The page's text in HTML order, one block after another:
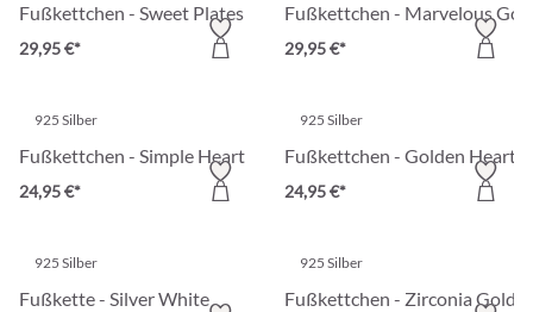
Fußkettchen - Sweet Plates
29,95 €*
Fußkettchen - Marvelous
29,95 €*
925 Silber
Fußkettchen - Simple Heart
24,95 €*
925 Silber
Fußkettchen - Golden Hearts
24,95 €*
925 Silber
Fußkette - Silver White
925 Silber
Fußkettchen - Zirconia Gold